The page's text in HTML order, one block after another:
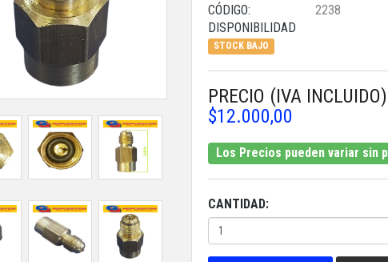
CÓDIGO:
2238
DISPONIBILIDAD
STOCK BAJO
PRECIO (IVA INCLUIDO)
$12.000,00
Los Precios pueden variar sin
CANTIDAD: